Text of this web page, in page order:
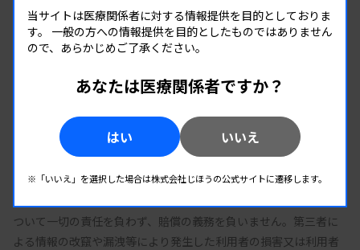
失念した場合の確認や会員情報の確認・変更手続きは、所定の方
法に従って行ってください。
３．利用者と情報コンテンツ提供者との間で行われる問い合わ
第１４条（免責事項）
１．当社は、本サービスの提供、中断、停止により又は当社サー
ビスの利用によって得られる情報等に起因、もしくはその他の事
ついて一切の責任を負わず、賠償の義務を負いません。第三者に
よる情報の改竄や漏洩等により発生した利用者の損害又は利用者
当サイトは医療関係者に対する情報提供を目的としておりま
す。 一般の方への情報提供を目的としたものではありません
ので、あらかじめご了承ください。
あなたは医療関係者ですか？
はい いいえ
※「いいえ」を選択した場合は株式会社じほうの公式サイトに遷移します。